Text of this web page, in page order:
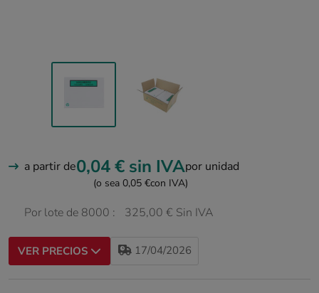
a partir de0,04 € sin IVApor unidad
(o sea 0,05 €con IVA)
Por lote de 8000 : 325,00 € Sin IVA
VER PRECIOS 17/04/2026